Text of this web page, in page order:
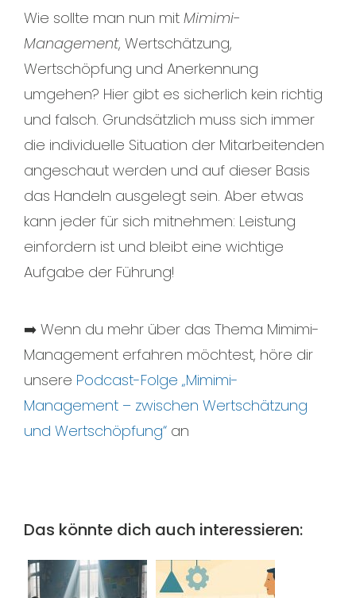
Wie sollte man nun mit Mimimi-
Management, Wertschätzung,
Wertschöpfung und Anerkennung
umgehen? Hier gibt es sicherlich kein richtig
und falsch. Grundsätzlich muss sich immer
die individuelle Situation der Mitarbeitenden
angeschaut werden und auf dieser Basis
das Handeln ausgelegt sein. Aber etwas
kann jeder für sich mitnehmen: Leistung
einfordern ist und bleibt eine wichtige
Aufgabe der Führung!
➡️ Wenn du mehr über das Thema Mimimi-
Management erfahren möchtest, höre dir
unsere Podcast-Folge „Mimimi-
Management – zwischen Wertschätzung
und Wertschöpfung“an
Das könnte dich auch interessieren: